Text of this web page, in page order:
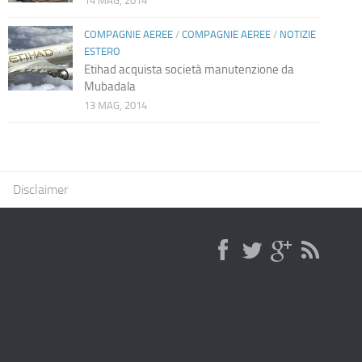
COMPAGNIE AEREE/ COMPAGNIE AEREE/ NOTIZIE
ESTERO
Etihad acquista società manutenzione da
Mubadala
13 MAG, 2014
Disclaimer